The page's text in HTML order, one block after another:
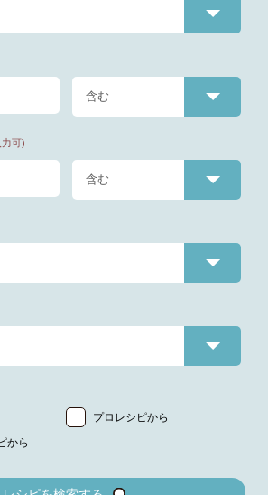
可)
プロレシピから
から